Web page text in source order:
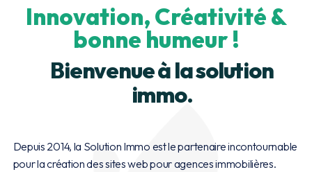
Innovation, Créativité &
bonne humeur !
Bienvenue à la solution
immo.
Depuis 2014, la Solution Immo est le partenaire incontournable
pour la création des sites web pour agences immobilières.